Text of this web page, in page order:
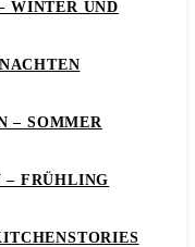
WINTER UND
– SOMMER
– FRÜHLING